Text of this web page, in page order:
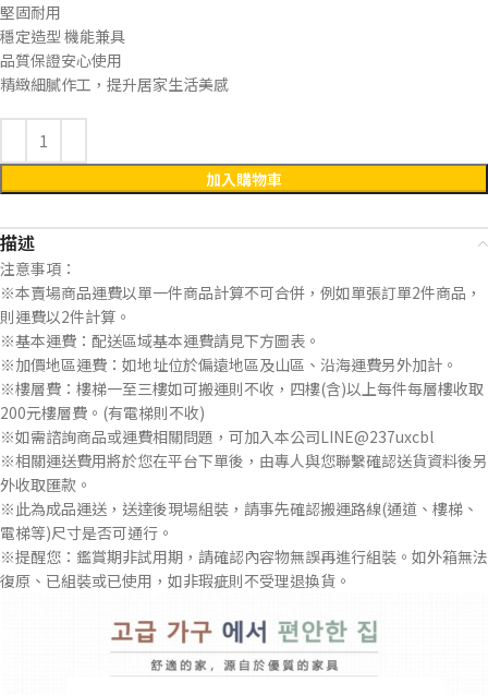
堅固耐用
穩定造型 機能兼具
品質保證安心使用
精緻細膩作工，提升居家生活美感
加入購物車
描述
注意事項：
※本賣場商品運費以單一件商品計算不可合併，例如單張訂單2件商品，
則運費以2件計算。
※基本運費：配送區域基本運費請見下方圖表。
※加價地區運費：如地址位於偏遠地區及山區、沿海運費另外加計。
※樓層費：樓梯一至三樓如可搬運則不收，四樓(含)以上每件每層樓收取
200元樓層費。(有電梯則不收)
※如需諮詢商品或運費相關問題，可加入本公司LINE@237uxcbl
※相關運送費用將於您在平台下單後，由專人與您聯繫確認送貨資料後另
外收取匯款。
※此為成品運送，送達後現場組裝，請事先確認搬運路線(通道、樓梯、
電梯等)尺寸是否可通行。
※提醒您：鑑賞期非試用期，請確認內容物無誤再進行組裝。如外箱無法
復原、已組裝或已使用，如非瑕疵則不受理退換貨。